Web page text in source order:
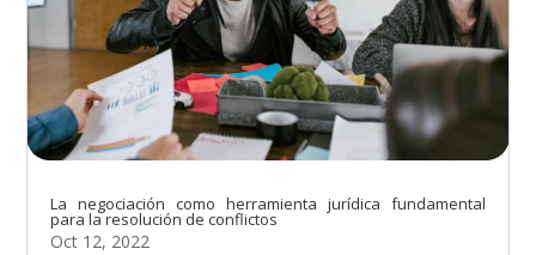
La negociación como herramienta jurídica fundamental
para la resolución de conflictos
Oct 12, 2022